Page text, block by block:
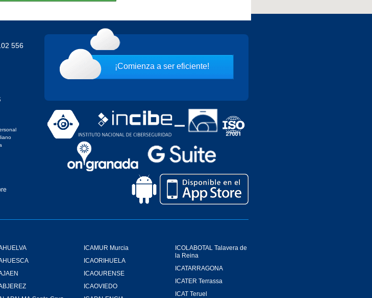
556
¡Comienza a ser eficiente!
ICAMUR Murcia
ICAORIHUELA
ICAOURENSE
ICAOVIEDO
ICOLABOTAL Talavera de
la Reina
ICATARRAGONA
ICATER Terrassa
ICAT Teruel